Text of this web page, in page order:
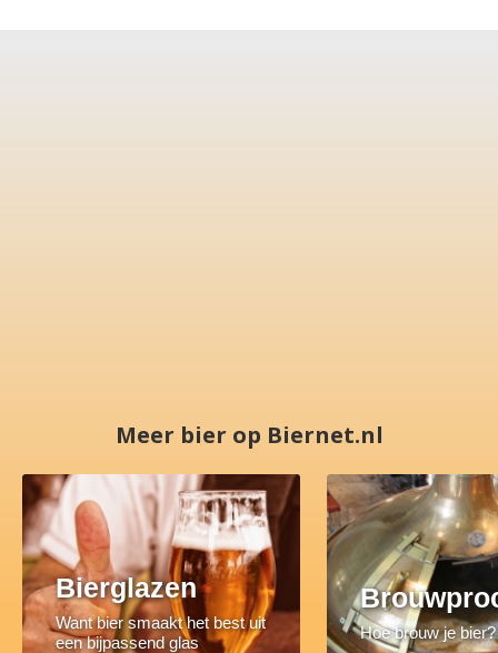
Meer bier op Biernet.nl
Bierglazen
Want bier smaakt het best uit
een bijpassend glas
Hoe brouw je bier?